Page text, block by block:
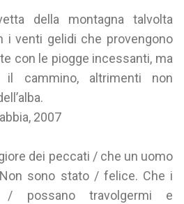
della montagna talvolta
i venti gelidi che provengono
con le piogge incessanti, ma
il cammino, altrimenti non
2007
dei peccati / che un uomo
sono stato / felice. Che i
/ possano travolgermi e